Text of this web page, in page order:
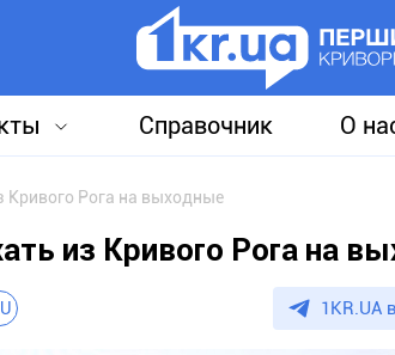
Справочник О
Кривого Рога на выходные
из Кривого Рога на
1KR.UA в